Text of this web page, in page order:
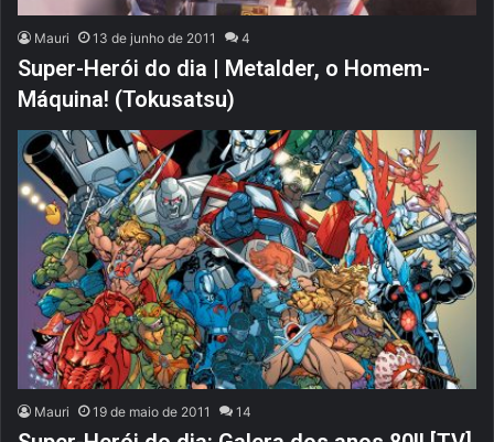
Mauri 13 de junho de 2011 4
Super-Herói do dia | Metalder, o Homem-
Máquina! (Tokusatsu)
Mauri 19 de maio de 2011 14